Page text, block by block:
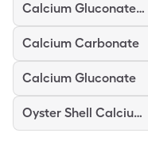
Calcium Gluconate-Nacl
Calcium Carbonate
Calcium Gluconate
Oyster Shell Calcium + D3